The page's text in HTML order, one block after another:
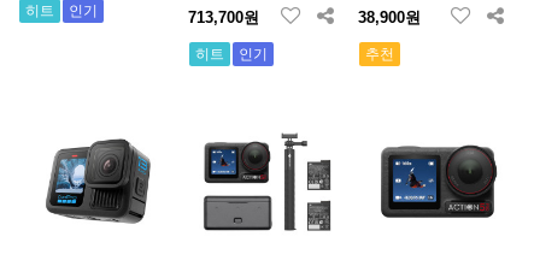
히트 인기
713,700원
히트 인기
38,900원
추천